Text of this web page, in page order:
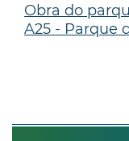
Obra do
A25 - Parque